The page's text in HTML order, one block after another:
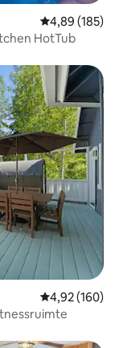
Gemiddelde
4,89 (185)
HotTub
Gemiddelde
4,92 (160)